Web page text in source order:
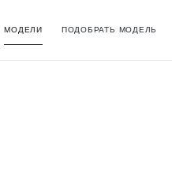
МОДЕЛИ ПОДОБРАТЬ МОДЕЛЬ